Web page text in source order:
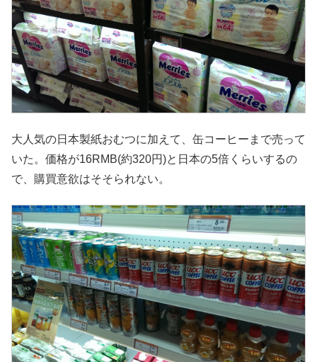
大人気の日本製紙おむつに加えて、缶コーヒーまで売って
いた。価格が16RMB(約320円)と日本の5倍くらいするの
で、購買意欲はそそられない。